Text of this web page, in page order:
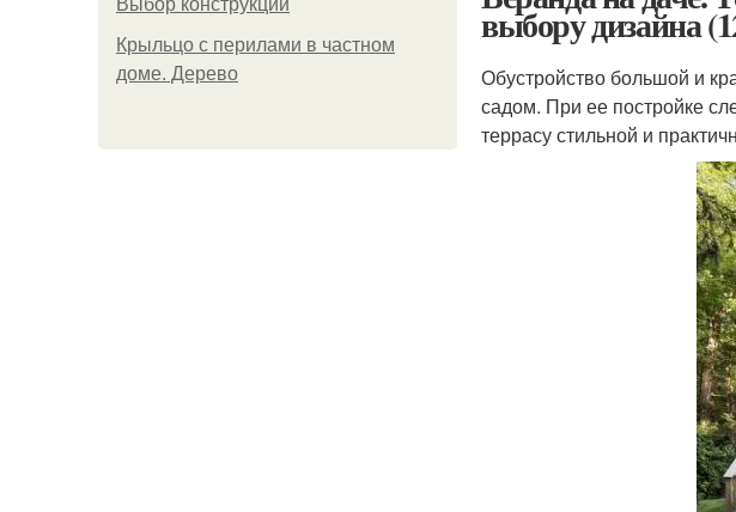
Выбор конструкции
Крыльцо с перилами в частном
доме. Дерево
выбору дизайна
Обустройство большой и
садом. При ее постройке
террасу стильной и